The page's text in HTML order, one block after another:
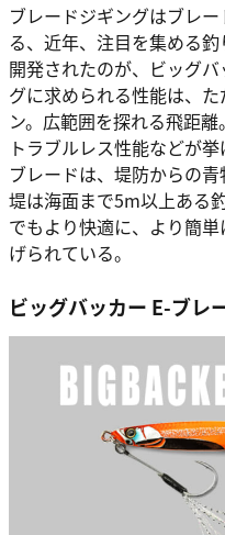
ブレードジギングはブレ
る、近年、注目を集める
開発されたのが、ビッグ
グに求められる性能は、
ン。広範囲を探れる飛距離
トラブルレス性能などが
ブレードは、堤防からの
堤は海面まで5m以上ある
でもより快適に、より簡
げられている。
ビッグバッカー E-ブレ